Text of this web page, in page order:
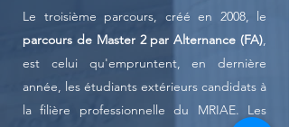
Le troisième parcours, créé en 2008, le
parcours de Master 2 par Alternance (FA),
est celui qu'empruntent, en dernière
année, les étudiants extérieurs candidats à
la filière professionnelle du MRIAE. Les